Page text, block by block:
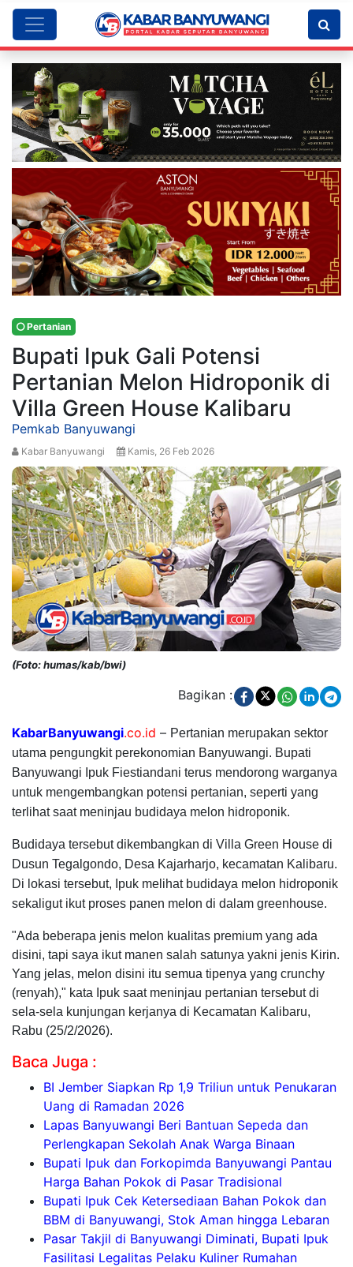
Pertanian
Bupati Ipuk Gali Potensi
Pertanian Melon Hidroponik di
Villa Green House Kalibaru
Pemkab Banyuwangi
Kabar Banyuwangi Kamis, 26 Feb 2026
(Foto: humas/kab/bwi)
Bagikan :
KabarBanyuwangi.co.id – Pertanian merupakan sektor
utama pengungkit perekonomian Banyuwangi. Bupati
Banyuwangi Ipuk Fiestiandani terus mendorong warganya
untuk mengembangkan potensi pertanian, seperti yang
terlihat saat meninjau budidaya melon hidroponik.
Budidaya tersebut dikembangkan di Villa Green House di
Dusun Tegalgondo, Desa Kajarharjo, kecamatan Kalibaru.
Di lokasi tersebut, Ipuk melihat budidaya melon hidroponik
sekaligut ikut proses panen melon di dalam greenhouse.
"Ada beberapa jenis melon kualitas premium yang ada
disini, tapi saya ikut manen salah satunya yakni jenis Kirin.
Yang jelas, melon disini itu semua tipenya yang crunchy
(renyah)," kata Ipuk saat meninjau pertanian tersebut di
sela-sela kunjungan kerjanya di Kecamatan Kalibaru,
Rabu (25/2/2026).
Baca Juga :
BI Jember Siapkan Rp 1,9 Triliun untuk Penukaran
Uang di Ramadan 2026
Lapas Banyuwangi Beri Bantuan Sepeda dan
Perlengkapan Sekolah Anak Warga Binaan
Bupati Ipuk dan Forkopimda Banyuwangi Pantau
Harga Bahan Pokok di Pasar Tradisional
Bupati Ipuk Cek Ketersediaan Bahan Pokok dan
BBM di Banyuwangi, Stok Aman hingga Lebaran
Pasar Takjil di Banyuwangi Diminati, Bupati Ipuk
Fasilitasi Legalitas Pelaku Kuliner Rumahan